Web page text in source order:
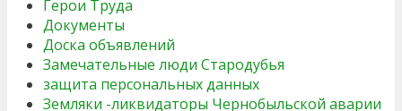
Герои Труда
Документы
Доска объявлений
Замечательные люди Стародубья
защита персональных данных
Земляки -ликвидаторы Чернобыльской аварии